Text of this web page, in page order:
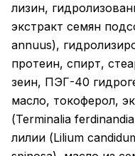
лизин,
экстракт семян
annuus),
протеин, спирт,
зеин, ПЭГ-40
масло, токоферол,
(Terminalia
лилии (Lilium